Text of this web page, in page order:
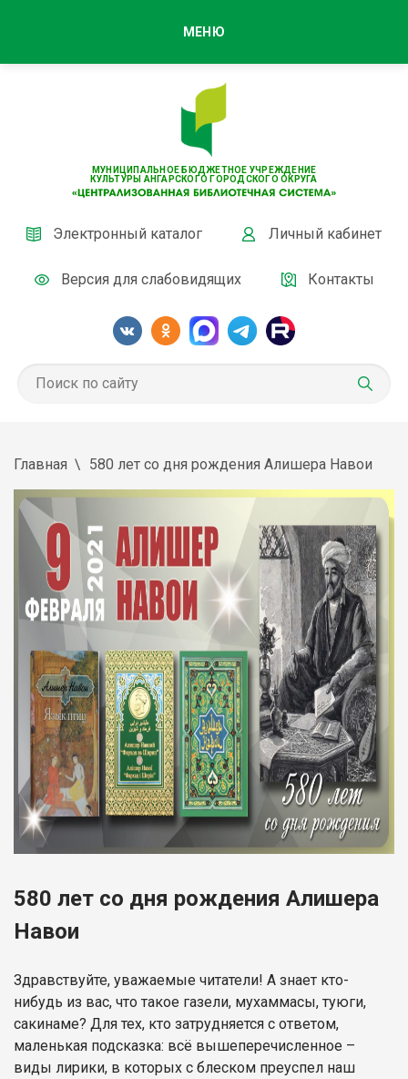
МУНИЦИПАЛЬНОЕ БЮДЖЕТНОЕ УЧРЕЖДЕНИЕ
КУЛЬТУРЫ АНГАРСКОГО ГОРОДСКОГО ОКРУГА
Электронный каталог Личный кабинет
Версия для слабовидящих Контакты
МЕНЮ
Главная 580 лет со дня рождения Алишера Навои
580 лет со дня рождения Алишера
Навои
Здравствуйте, уважаемые читатели! А знает кто-
нибудь из вас, что такое газели, мухаммасы, туюги,
сакинаме? Для тех, кто затрудняется с ответом,
маленькая подсказка: всё вышеперечисленное –
виды лирики, в которых с блеском преуспел наш